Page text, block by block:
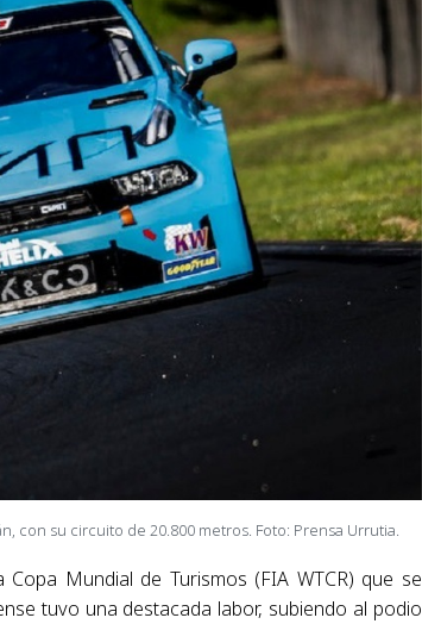
su circuito de 20.800 metros. Foto: Prensa Urrutia.
Mundial de Turismos (FIA WTCR) que se
tuvo una destacada labor, subiendo al podio